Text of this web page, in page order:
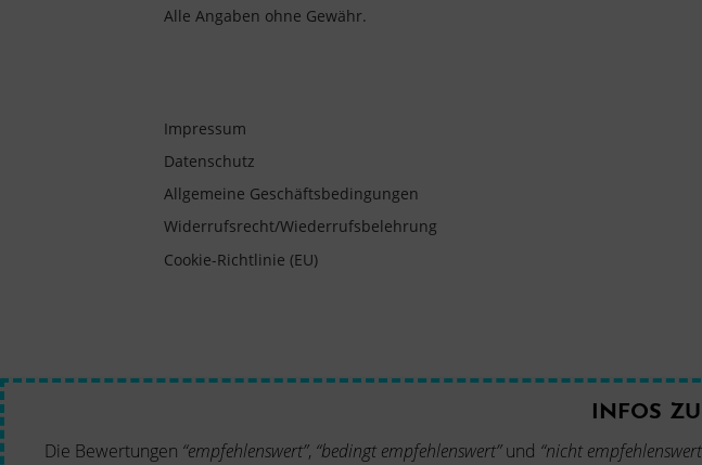
Alle Angaben ohne Gewähr.
Impressum
Datenschutz
Allgemeine Geschäftsbedingungen
Widerrufsrecht/Wiederrufsbelehrung
Cookie-Richtlinie (EU)
INFOS
Die Bewertungen “empfehlenswert”, “bedingt empfehlenswert”und “nicht